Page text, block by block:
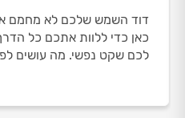
דוד השמש שלכם לא מחמם
כאן כדי ללוות אתכם כל
לכם שקט נפשי. מה עושים